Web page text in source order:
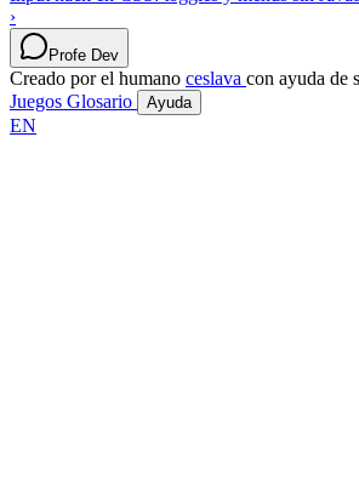
›
Profe Dev
Creado por el humano ceslava con ayuda de
Juegos Glosario Ayuda
EN